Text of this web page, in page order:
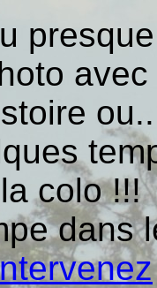
colo !!!
dans